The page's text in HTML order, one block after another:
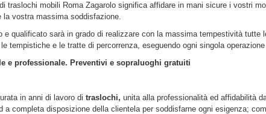
traslochi mobili Roma Zagarolo significa affidare in mani sicure i vostri
la vostra massima soddisfazione.
e qualificato sarà in grado di realizzare con la massima tempestività
tempistiche e le tratte di percorrenza, eseguendo ogni singola
e professionale. Preventivi e sopraluoghi gratuiti
in anni di lavoro di traslochi, unita alla professionalità ed affidabilità
a completa disposizione della clientela per soddisfarne ogni esigenza;